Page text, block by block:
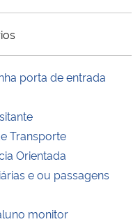
porta de entrada
Transporte
Orientada
e ou passagens
monitor